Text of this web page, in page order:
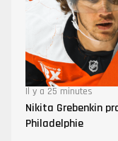
Il y a 25 minutes
Nikita Grebenkin
Philadelphie